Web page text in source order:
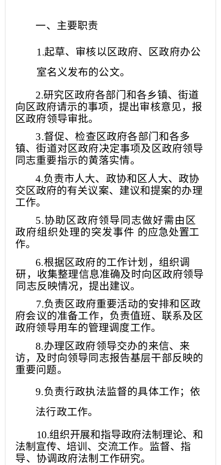
一、主要职责
1.起草、审核以区政府、区政府办公
室名义发布的公文。
2.研究区政府各部门和各乡镇、街道
向区政府请示的事项，提出审核意见，报
区政府领导审批。
3.督促、检查区政府各部门和各多
镇、街道对区政府决定事项及区政府领导
同志重要指示的黄落实情。
4.负责市人大、政协和区人大、政协
交区政府的有关议案、 建议和提案的办理
工作。
5.协助区政府领导同志做好需由区
政府组织处理的突发事件 的应急处置工
作。
6.根据区政府的工作计划，组织调
研，收集整理信息准确及 时向区政府领导
同志反映情况，提出建议。
7.负责区政府重要活动的安排和区政
府会议的准备工作，负 责值班、联系及区
政府领导用车的管理调度工作。
8.办理区政府领导交办的来信、来
访，及时向领导同志报告基层干部反映的
重要问题。
9.负责行政执法监督的具体工作；依
法行政工作。
10.组织开展和指导政府法制理论、和
法制宣传、培训 、交流工作。监督、指
导、协调政府法制工作研究。